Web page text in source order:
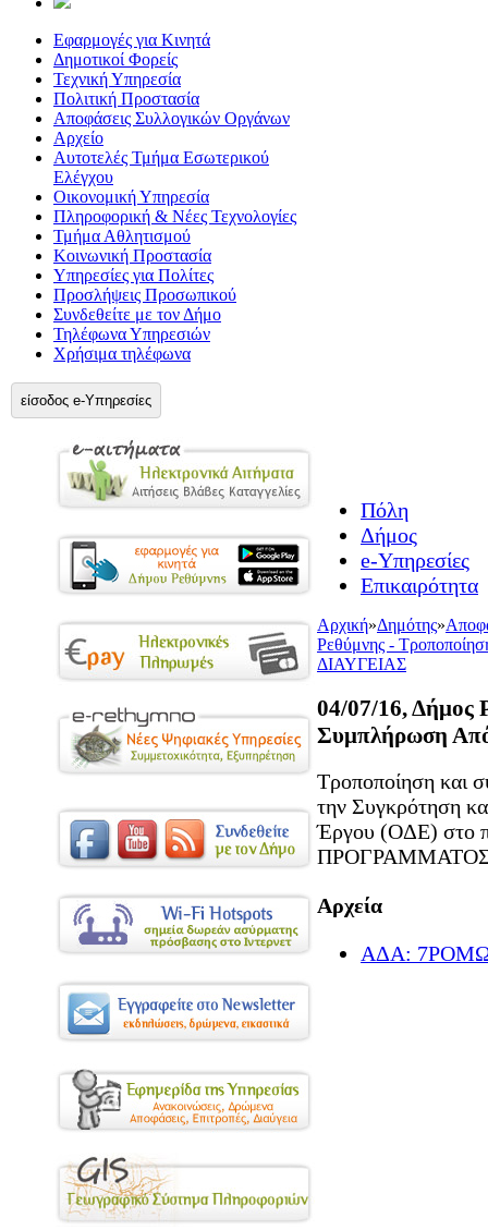
Εφαρμογές για Κινητά
Δημοτικοί Φορείς
Τεχνική Υπηρεσία
Πολιτική Προστασία
Αποφάσεις Συλλογικών Οργάνων
Αρχείο
Αυτοτελές Τμήμα Εσωτερικού
Ελέγχου
Οικονομική Υπηρεσία
Πληροφορική & Νέες Τεχνολογίες
Τμήμα Αθλητισμού
Κοινωνική Προστασία
Υπηρεσίες για Πολίτες
Προσλήψεις Προσωπικού
Συνδεθείτε με τον Δήμο
Τηλέφωνα Υπηρεσιών
Χρήσιμα τηλέφωνα
είσοδος e-Υπηρεσίες
Πόλη
Δήμος
e-Υπηρεσίες
Επικαιρότητα
Αρχική»Δημότης»
Ρεθύμνης -
ΔΙΑΥΓΕΙΑΣ
04/07/16, Δήμος
Συμπλήρωση
Τροποποίηση και
την Συγκρότηση
Έργου (ΟΔΕ) στο
ΠΡΟΓΡΑΜΜΑΤΟΣ
Αρχεία
ΑΔΑ: